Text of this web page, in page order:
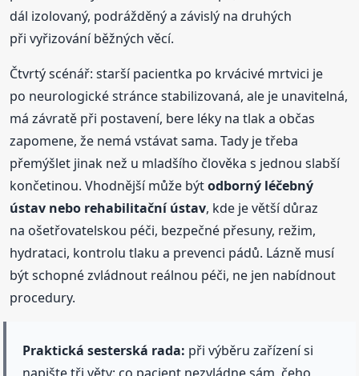
dál izolovaný, podrážděný a závislý na druhých
při vyřizování běžných věcí.
Čtvrtý scénář: starší pacientka po krvácivé mrtvici je
po neurologické stránce stabilizovaná, ale je unavitelná,
má závratě při postavení, bere léky na tlak a občas
zapomene, že nemá vstávat sama. Tady je třeba
přemýšlet jinak než u mladšího člověka s jednou slabší
končetinou. Vhodnější může býtodborný léčebný
ústav nebo rehabilitační ústav, kde je větší důraz
na ošetřovatelskou péči, bezpečné přesuny, režim,
hydrataci, kontrolu tlaku a prevenci pádů. Lázně musí
být schopné zvládnout reálnou péči, ne jen nabídnout
procedury.
Praktická sesterská rada: při výběru zařízení si